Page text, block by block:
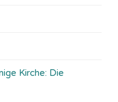
Kirche: Die